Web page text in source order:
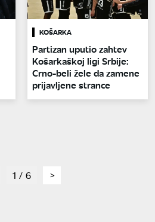
KOŠARKA
Partizan uputio zahtev
Košarkaškoj ligi Srbije:
Crno-beli žele da zamene
prijavljene strance
page1 / 6 page